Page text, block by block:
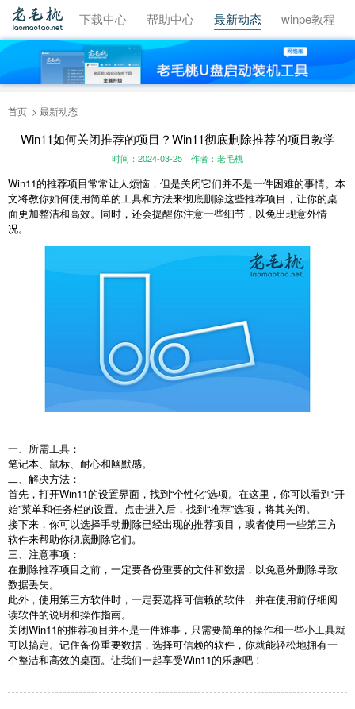
视频教程 下载中心 帮助中心 最新动态 winpe教程
首页 最新动态
Win11如何关闭推荐的项目？Win11彻底删除推荐的项目教学
时间：2024-03-25 作者：老毛桃
Win11的推荐项目常常让人烦恼，但是关闭它们并不是一件困难的事情。本
文将教你如何使用简单的工具和方法来彻底删除这些推荐项目，让你的桌
面更加整洁和高效。同时，还会提醒你注意一些细节，以免出现意外情
况。
一、所需工具：
笔记本、鼠标、耐心和幽默感。
二、解决方法：
首先，打开Win11的设置界面，找到“个性化”选项。在这里，你可以看到“开
始”菜单和任务栏的设置。点击进入后，找到“推荐”选项，将其关闭。
接下来，你可以选择手动删除已经出现的推荐项目，或者使用一些第三方
软件来帮助你彻底删除它们。
三、注意事项：
在删除推荐项目之前，一定要备份重要的文件和数据，以免意外删除导致
数据丢失。
此外，使用第三方软件时，一定要选择可信赖的软件，并在使用前仔细阅
读软件的说明和操作指南。
关闭Win11的推荐项目并不是一件难事，只需要简单的操作和一些小工具就
可以搞定。记住备份重要数据，选择可信赖的软件，你就能轻松地拥有一
个整洁和高效的桌面。让我们一起享受Win11的乐趣吧！